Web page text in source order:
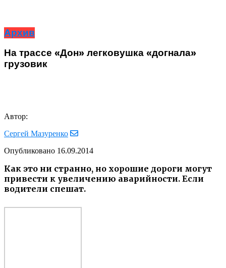
Архив
На трассе «Дон» легковушка «догнала»
грузовик
Автор:
Сергей Мазуренко
Опубликовано 16.09.2014
Как это ни странно, но хорошие дороги могут
привести к увеличению аварийности. Если
водители спешат.